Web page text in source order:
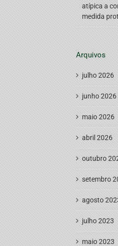
atípica a
medida
Arquivos
julho 2026
junho 2026
maio 2026
abril 2026
outubro
setembro
agosto
julho 2023
maio 2023